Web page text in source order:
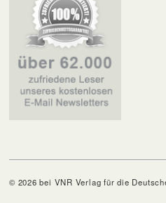
© 2026 bei VNR Verlag für die